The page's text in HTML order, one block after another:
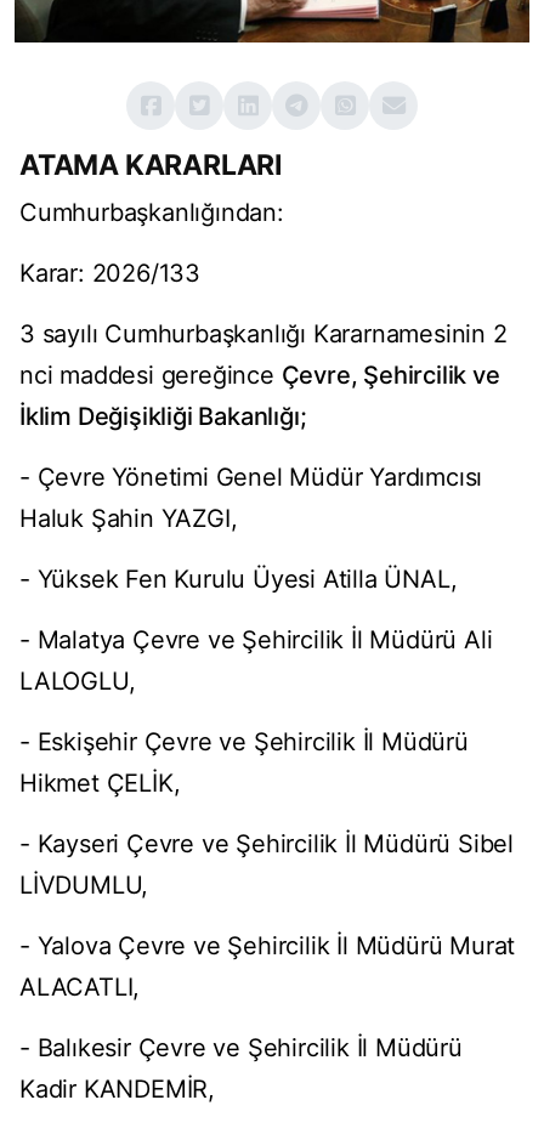
ATAMA KARARLARI
Cumhurbaşkanlığından:
Karar: 2026/133
3 sayılı Cumhurbaşkanlığı Kararnamesinin 2
nci maddesi gereğince Çevre, Şehircilik ve
İklim Değişikliği Bakanlığı;
- Çevre Yönetimi Genel Müdür Yardımcısı
Haluk Şahin YAZGI,
- Yüksek Fen Kurulu Üyesi Atilla ÜNAL,
- Malatya Çevre ve Şehircilik İl Müdürü Ali
LALOGLU,
- Eskişehir Çevre ve Şehircilik İl Müdürü
Hikmet ÇELİK,
- Kayseri Çevre ve Şehircilik İl Müdürü Sibel
LİVDUMLU,
- Yalova Çevre ve Şehircilik İl Müdürü Murat
ALACATLI,
- Balıkesir Çevre ve Şehircilik İl Müdürü
Kadir KANDEMİR,